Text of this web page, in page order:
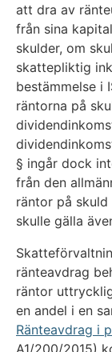
att dra av
från sina
skulder, om
skattepliktig
bestämmelse i
räntorna på
§ ingår dock
från den
räntor på
skulle gälla
ränteavdrag
räntor
en andel i en
Ränteavdrag i